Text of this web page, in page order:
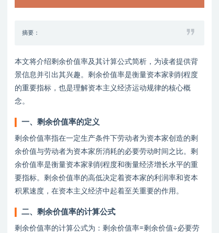
摘要：
本文将介绍剩余价值率及其计算公式简析，为读者提供背
景信息并引出其兴趣。剩余价值率是衡量资本家剥削程度
的重要指标，也是理解资本主义经济运动规律的核心概
念。
一、剩余价值率的定义
剩余价值率指在一定生产条件下劳动者为资本家创造的剩
余价值与劳动者为资本家所消耗的必要劳动时间之比。剩
余价值率是衡量资本家剥削程度和衡量经济增长水平的重
要指标。剩余价值率的高低决定着资本家的利润率和资本
积累速度，在资本主义经济中起着至关重要的作用。
二、剩余价值率的计算公式
剩余价值率的计算公式为：剩余价值率=剩余价值÷必要劳